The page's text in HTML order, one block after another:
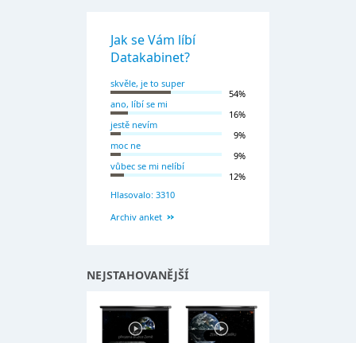
Jak se Vám líbí
Datakabinet?
skvěle, je to super
54%
ano, líbí se mi
16%
jestě nevím
9%
moc ne
9%
vůbec se mi nelíbí
12%
Hlasovalo: 3310
Archiv anket
NEJSTAHOVANĚJŠÍ